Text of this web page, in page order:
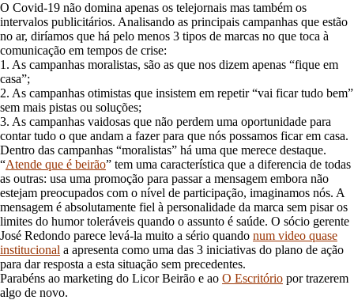
O Covid-19 não domina apenas os telejornais mas também os
intervalos publicitários. Analisando as principais campanhas que estão
no ar, diríamos que há pelo menos 3 tipos de marcas no que toca à
comunicação em tempos de crise:
1. As campanhas moralistas, são as que nos dizem apenas “fique em
casa”;
2. As campanhas otimistas que insistem em repetir “vai ficar tudo bem”
sem mais pistas ou soluções;
3. As campanhas vaidosas que não perdem uma oportunidade para
contar tudo o que andam a fazer para que nós possamos ficar em casa.
Dentro das campanhas “moralistas” há uma que merece destaque.
“Atende que é beirão” tem uma característica que a diferencia de todas
as outras: usa uma promoção para passar a mensagem embora não
estejam preocupados com o nível de participação, imaginamos nós. A
mensagem é absolutamente fiel à personalidade da marca sem pisar os
limites do humor toleráveis quando o assunto é saúde. O sócio gerente
José Redondo parece levá-la muito a sério quando num video quase
institucional a apresenta como uma das 3 iniciativas do plano de ação
para dar resposta a esta situação sem precedentes.
Parabéns ao marketing do Licor Beirão e ao O Escritório por trazerem
algo de novo.